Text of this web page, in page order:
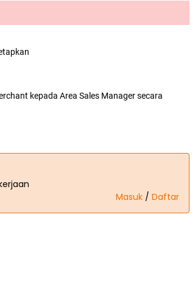
kepada Area Sales Manager secara
Masuk / Daftar